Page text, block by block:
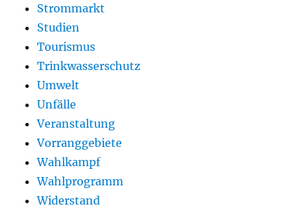
Strommarkt
Studien
Tourismus
Trinkwasserschutz
Umwelt
Unfälle
Veranstaltung
Vorranggebiete
Wahlkampf
Wahlprogramm
Widerstand